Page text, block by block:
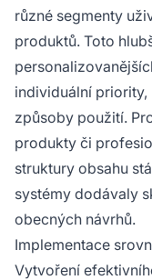
různé segmenty
produktů. Toto
individuální
způsoby použití.
produkty či
struktury obsahu
systémy dodávaly
obecných návrhů.
Implementace
Vytvoření